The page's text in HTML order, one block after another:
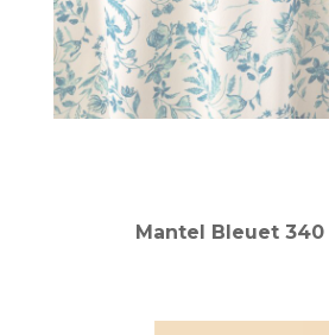
Mantel Bleuet 340